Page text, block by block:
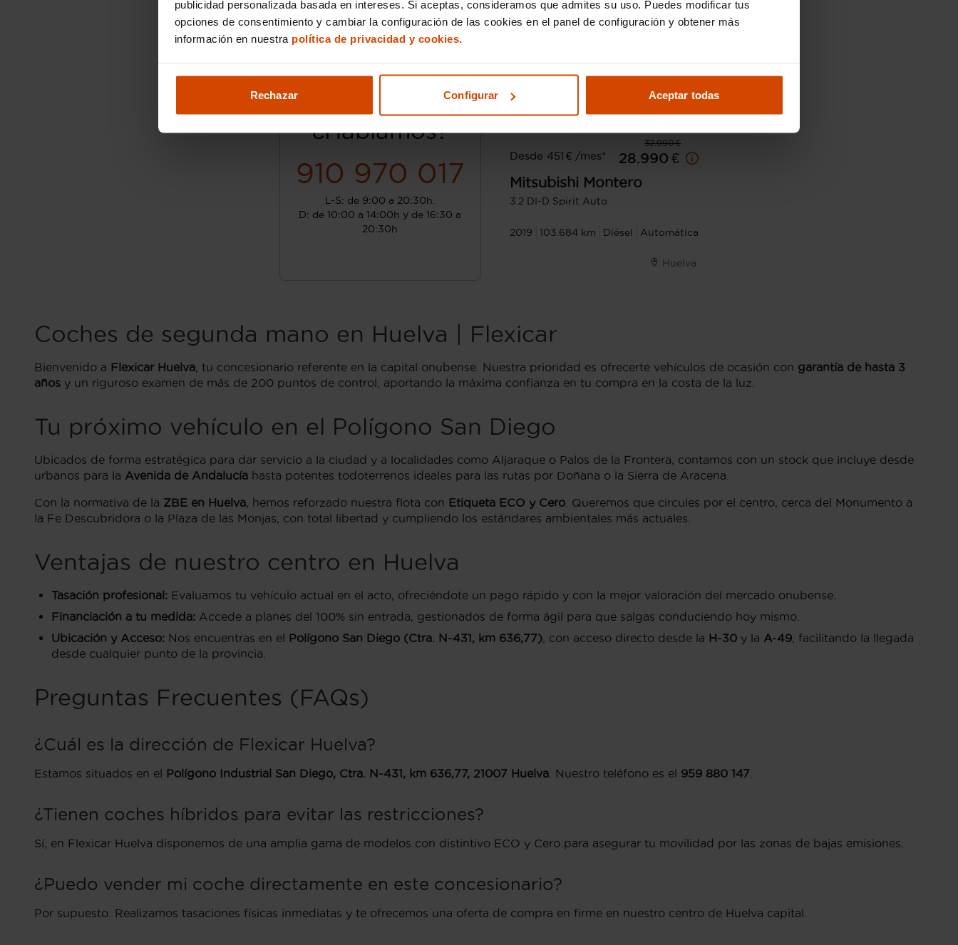
publicidad personalizada basada en intereses. Si aceptas, consideramos que admites su uso. Puedes modificar tus
opciones de consentimiento y cambiar la configuración de las cookies en el panel de configuración y obtener más
información en nuestra política de privacidad y cookies.
Rechazar Configurar Aceptar todas
¿Hablamos?
910 970 017
L-S: de 9:00 a 20:30h.
D: de 10:00 a 14:00h y de 16:30 a
20:30h
32.990 €
Desde 451 € /mes*
28.990 €
Mitsubishi Montero
3.2 DI-D Spirit Auto
2019 103.684 km Diésel Automática
Huelva
Coches de segunda mano en Huelva | Flexicar
Bienvenido a Flexicar Huelva, tu concesionario referente en la capital onubense. Nuestra prioridad es ofrecerte vehículos de ocasión con garantía de hasta 3
años y un riguroso examen de más de 200 puntos de control, aportando la máxima confianza en tu compra en la costa de la luz.
Tu próximo vehículo en el Polígono San Diego
Ubicados de forma estratégica para dar servicio a la ciudad y a localidades como Aljaraque o Palos de la Frontera, contamos con un stock que incluye desde
urbanos para la Avenida de Andalucía hasta potentes todoterrenos ideales para las rutas por Doñana o la Sierra de Aracena.
Con la normativa de la ZBE en Huelva, hemos reforzado nuestra flota con Etiqueta ECO y Cero . Queremos que circules por el centro, cerca del Monumento a
la Fe Descubridora o la Plaza de las Monjas, con total libertad y cumpliendo los estándares ambientales más actuales.
Ventajas de nuestro centro en Huelva
Tasación profesional: Evaluamos tu vehículo actual en el acto, ofreciéndote un pago rápido y con la mejor valoración del mercado onubense.
Financiación a tu medida: Accede a planes del 100% sin entrada, gestionados de forma ágil para que salgas conduciendo hoy mismo.
Ubicación y Acceso: Nos encuentras en el Polígono San Diego (Ctra. N-431, km 636,77), con acceso directo desde la H-30 y la A-49, facilitando la llegada
desde cualquier punto de la provincia.
Preguntas Frecuentes (FAQs)
¿Cuál es la dirección de Flexicar Huelva?
Estamos situados en el Polígono Industrial San Diego, Ctra. N-431, km 636,77, 21007 Huelva . Nuestro teléfono es el 959 880 147
¿Tienen coches híbridos para evitar las restricciones?
Sí, en Flexicar Huelva disponemos de una amplia gama de modelos con distintivo ECO y Cero para asegurar tu movilidad por las zonas de bajas emisiones.
¿Puedo vender mi coche directamente en este concesionario?
Por supuesto. Realizamos tasaciones físicas inmediatas y te ofrecemos una oferta de compra en firme en nuestro centro de Huelva capital.